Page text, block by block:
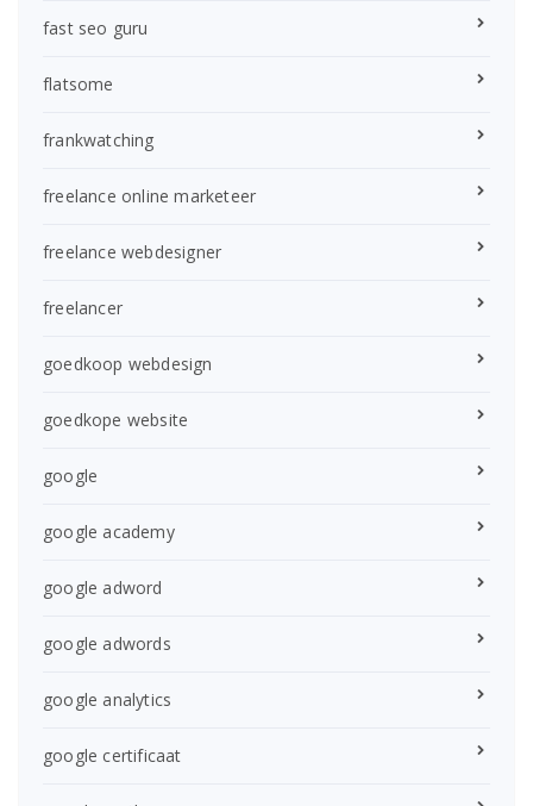
fast seo guru
flatsome
frankwatching
freelance online marketeer
freelance webdesigner
freelancer
goedkoop webdesign
goedkope website
google
google academy
google adword
google adwords
google analytics
google certificaat